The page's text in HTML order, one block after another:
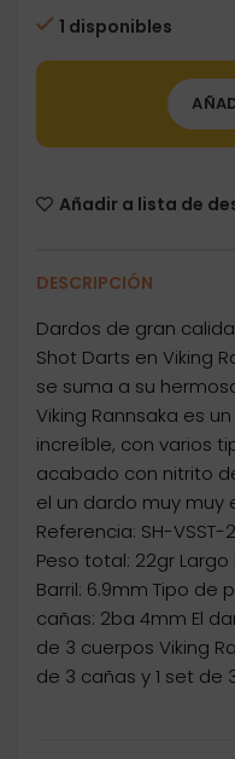
1 disponibles
Añadir a lista de
DESCRIPCIÓN
Dardos de gran
Shot Darts en Viking
se suma a su
Viking Rannsaka es
increíble, con varios
acabado con nitrito
el un dardo muy muy
Referencia: SH-
Peso total: 22gr Largo
Barril: 6.9mm Tipo de
cañas: 2ba 4mm El
de 3 cuerpos Viking
de 3 cañas y 1 set de